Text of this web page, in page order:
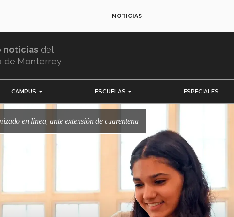
NOTICIAS
noticias del
de Monterrey
CAMPUS ESCUELAS ESPECIALES
en línea, ante extensión de cuarentena